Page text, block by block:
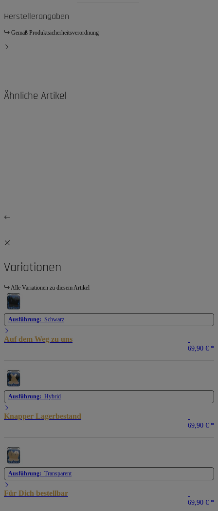
Herstellerangaben
Gemäß Produktsicherheitsverordnung
Ähnliche Artikel
Variationen
Alle Variationen zu diesem Artikel
Ausführung: Schwarz
Auf dem Weg zu uns
69,90 € *
Ausführung: Hybrid
Knapper Lagerbestand
69,90 € *
Ausführung: Transparent
Für Dich bestellbar
69,90 € *